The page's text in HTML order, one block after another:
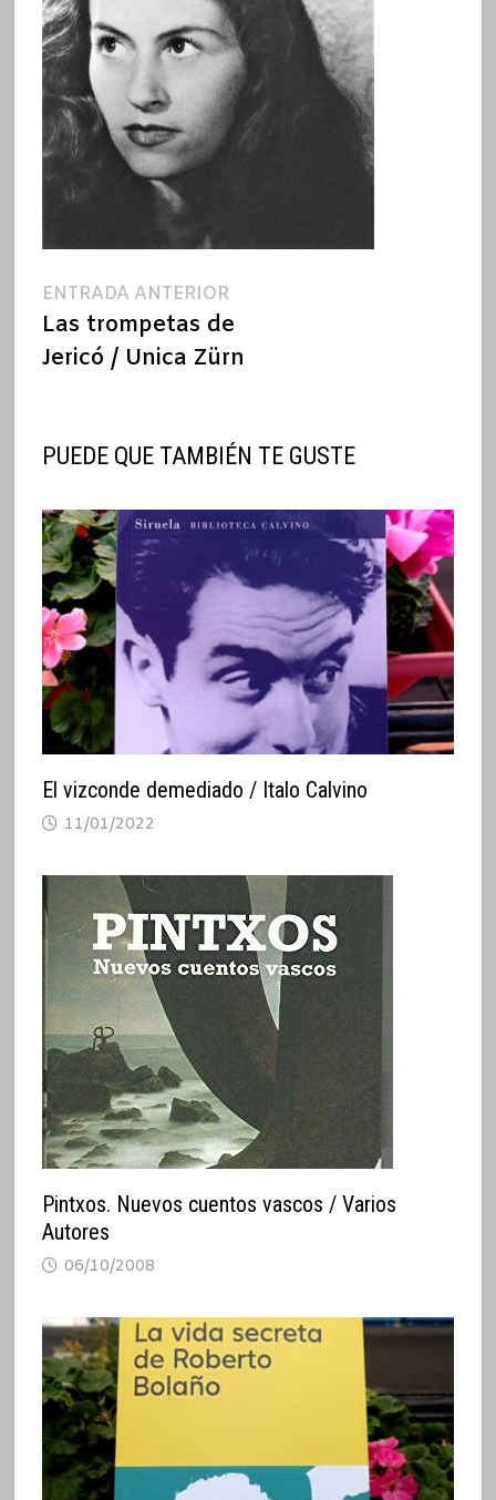
Navegación
de
entradas
ENTRADA ANTERIOREntrada
anterior:
Las trompetas de
Jericó / Unica Zürn
PUEDE QUE TAMBIÉN TE GUSTE
El vizconde demediado / Italo Calvino
11/01/2022
Pintxos. Nuevos cuentos vascos / Varios
Autores
06/10/2008